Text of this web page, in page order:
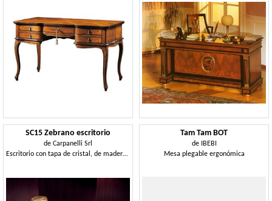
SC15 Zebrano escritorio
de Carpanelli Srl
Escritorio con tapa de cristal, de madera maciza, 4 cajones
Tam Tam BOT
de
IBEBI
Mesa plegable ergonómica